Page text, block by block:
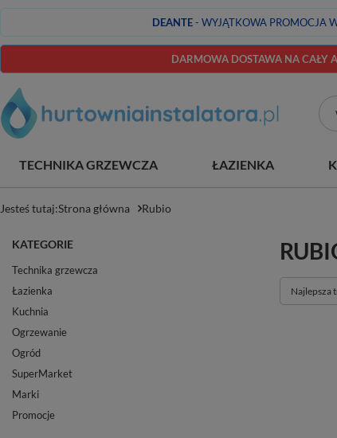
DEANTE- WYJĄTKOWA PROMOCJA
DARMOWA DOSTAWA NA CAŁY
TECHNIKA GRZEWCZA ŁAZIENKA
Jesteś tutaj:Strona główna Rubio
KATEGORIE
Technika grzewcza
Łazienka
Kuchnia
Ogrzewanie
Ogród
SuperMarket
Marki
Promocje
Zmień
Najlepsza